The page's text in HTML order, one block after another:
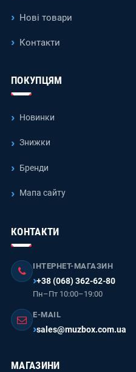
Нові товари
Контакти
ПОКУПЦЯМ
Новинки
Знижки
Бренди
Мапа сайту
КОНТАКТИ
ІНТЕРНЕТ-МАГАЗИН
+38 (068) 362-62-80
Пн–Пт 10:00–19:00
E-MAIL
sales@muzbox.com.ua
МАГАЗИНИ